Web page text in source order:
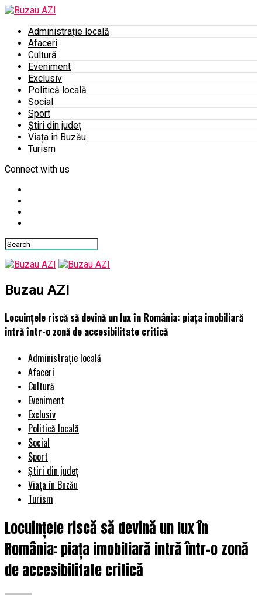
Administrație locală
Afaceri
Cultură
Eveniment
Exclusiv
Politică locală
Social
Sport
Știri din județ
Viața în Buzău
Turism
Connect with us
Buzau AZI
Locuințele riscă să devină un lux în România: piața imobiliară
intră într-o zonă de accesibilitate critică
Administrație locală
Afaceri
Cultură
Eveniment
Exclusiv
Politică locală
Social
Sport
Știri din județ
Viața în Buzău
Turism
Locuințele riscă să devină un lux în
România: piața imobiliară intră într-o zonă
de accesibilitate critică